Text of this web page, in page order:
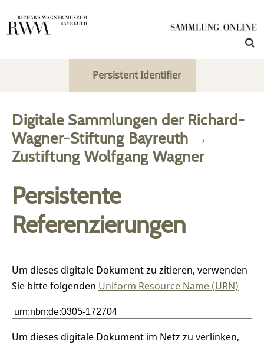
Persistent Identifier
Digitale Sammlungen der Richard-
Wagner-Stiftung Bayreuth →
Zustiftung Wolfgang Wagner
Persistente
Referenzierungen
Um dieses digitale Dokument zu zitieren, verwenden
Sie bitte folgenden Uniform Resource Name (URN)
Um dieses digitale Dokument im Netz zu verlinken,